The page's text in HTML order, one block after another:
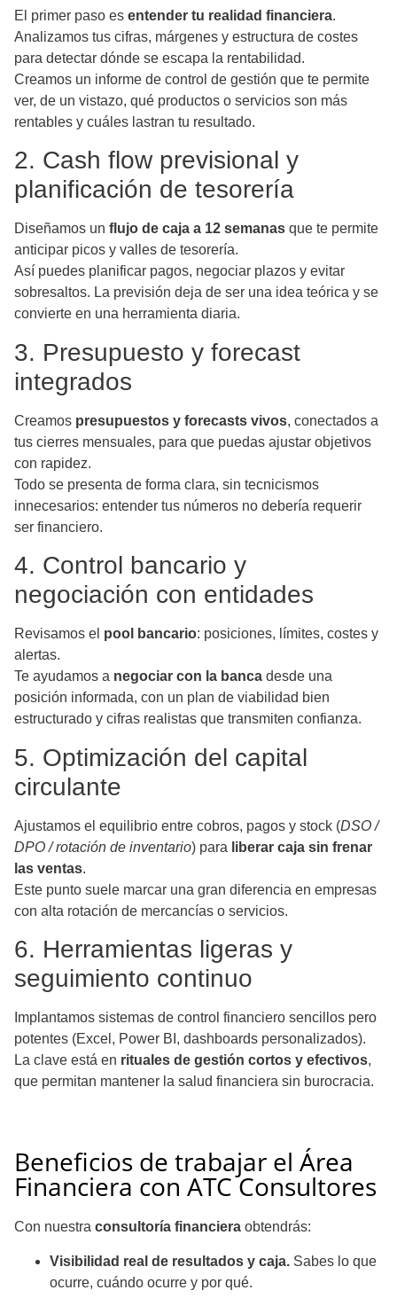
El primer paso es entender tu realidad financiera.
Analizamos tus cifras, márgenes y estructura de costes
para detectar dónde se escapa la rentabilidad.
Creamos un informe de control de gestión que te permite
ver, de un vistazo, qué productos o servicios son más
rentables y cuáles lastran tu resultado.
2. Cash flow previsional y
planificación de tesorería
Diseñamos un flujo de caja a 12 semanas que te permite
anticipar picos y valles de tesorería.
Así puedes planificar pagos, negociar plazos y evitar
sobresaltos. La previsión deja de ser una idea teórica y se
convierte en una herramienta diaria.
3. Presupuesto y forecast
integrados
Creamos presupuestos y forecasts vivos, conectados a
tus cierres mensuales, para que puedas ajustar objetivos
con rapidez.
Todo se presenta de forma clara, sin tecnicismos
innecesarios: entender tus números no debería requerir
ser financiero.
4. Control bancario y
negociación con entidades
Revisamos el pool bancario: posiciones, límites, costes y
alertas.
Te ayudamos a negociar con la banca desde una
posición informada, con un plan de viabilidad bien
estructurado y cifras realistas que transmiten confianza.
5. Optimización del capital
circulante
Ajustamos el equilibrio entre cobros, pagos y stock (DSO /
DPO / rotación de inventario) para liberar caja sin frenar
las ventas.
Este punto suele marcar una gran diferencia en empresas
con alta rotación de mercancías o servicios.
6. Herramientas ligeras y
seguimiento continuo
Implantamos sistemas de control financiero sencillos pero
potentes (Excel, Power BI, dashboards personalizados).
La clave está en rituales de gestión cortos y efectivos,
que permitan mantener la salud financiera sin burocracia.
Beneficios de trabajar el Área
Financiera con ATC Consultores
Con nuestra consultoría financiera obtendrás:
Visibilidad real de resultados y caja. Sabes lo que
ocurre, cuándo ocurre y por qué.